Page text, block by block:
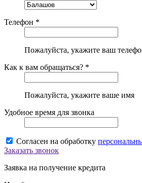
Телефон *
Пожалуйста, укажите ваш
Как к вам обращаться? *
Пожалуйста, укажите ваше имя
Удобное время для звонка
Согласен на обработку
Заказать звонок
Заявка на получение кредита